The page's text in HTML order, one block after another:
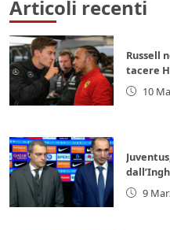
Articoli recenti
Russell
tacere
10
euro
9